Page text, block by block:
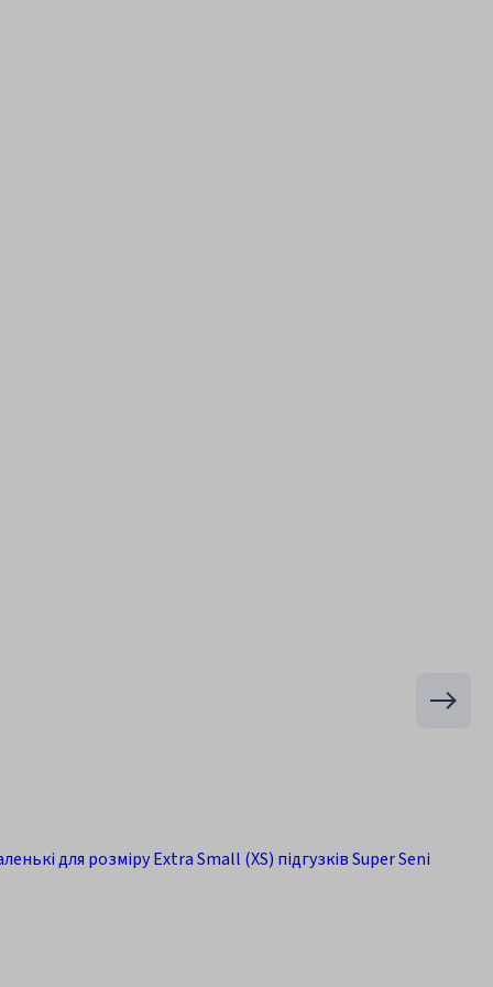
для розміру Extra Small (XS) підгузків Super Seni